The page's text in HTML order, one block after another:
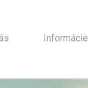
Informácie